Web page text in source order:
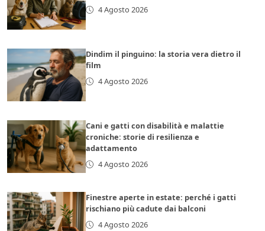
4 Agosto 2026
Dindim il pinguino: la storia vera dietro il
film
4 Agosto 2026
Cani e gatti con disabilità e malattie
croniche: storie di resilienza e
adattamento
4 Agosto 2026
Finestre aperte in estate: perché i gatti
rischiano più cadute dai balconi
4 Agosto 2026